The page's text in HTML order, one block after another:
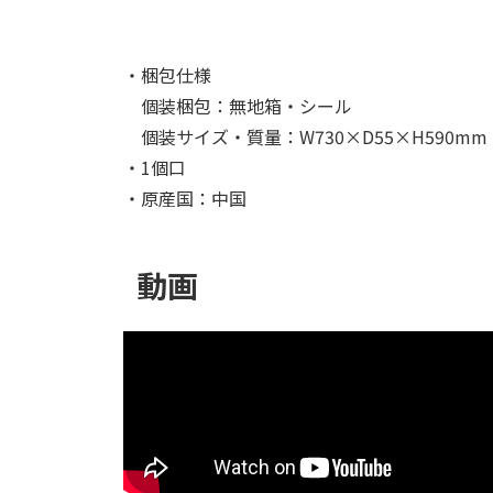
・梱包仕様
個装梱包：無地箱・シール
個装サイズ・質量：W730×D55×H590mm
・1個口
・原産国：中国
動画